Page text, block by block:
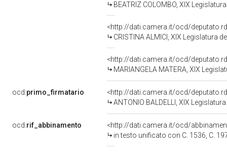
BEATRIZ COLOMBO, XIX
<http://dati.camera.it/ocd/
CRISTINA ALMICI, XIX Legislatura
<http://dati.camera.it/ocd/
MARIANGELA MATERA, XIX
ocd:primo_firmatario
<http://dati.camera.it/ocd/
ANTONIO BALDELLI, XIX
ocd:rif_abbinamento
<http://dati.camera.it/ocd/
in testo unificato con C. 1536, C.